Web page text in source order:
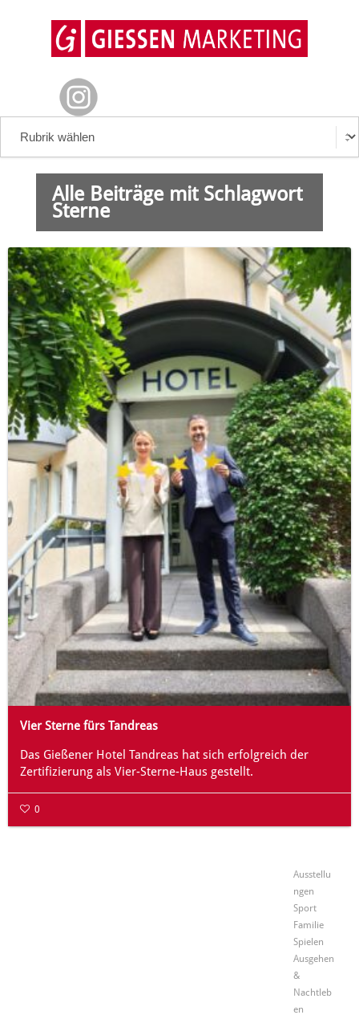
Alle Beiträge mit Schlagwort
Sterne
Vier Sterne fürs Tandreas
Das Gießener Hotel Tandreas hat sich erfolgreich der
Zertifizierung als Vier-Sterne-Haus gestellt.
0
Ausstellu
ngen
Sport
Familie
Spielen
Ausgehen
&
Nachtleb
en